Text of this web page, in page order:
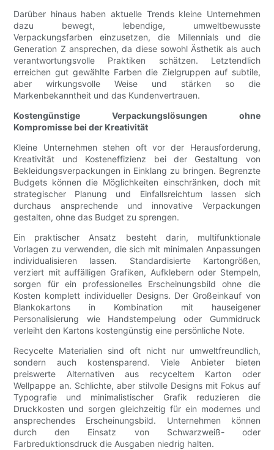
Darüber hinaus haben aktuelle Trends kleine Unternehmen
dazu bewegt, lebendige, umweltbewusste
Verpackungsfarben einzusetzen, die Millennials und die
Generation Z ansprechen, da diese sowohl Ästhetik als auch
verantwortungsvolle Praktiken schätzen. Letztendlich
erreichen gut gewählte Farben die Zielgruppen auf subtile,
aber wirkungsvolle Weise und stärken so die
Markenbekanntheit und das Kundenvertrauen.
Kostengünstige Verpackungslösungen ohne
Kompromisse bei der Kreativität
Kleine Unternehmen stehen oft vor der Herausforderung,
Kreativität und Kosteneffizienz bei der Gestaltung von
Bekleidungsverpackungen in Einklang zu bringen. Begrenzte
Budgets können die Möglichkeiten einschränken, doch mit
strategischer Planung und Einfallsreichtum lassen sich
durchaus ansprechende und innovative Verpackungen
gestalten, ohne das Budget zu sprengen.
Ein praktischer Ansatz besteht darin, multifunktionale
Vorlagen zu verwenden, die sich mit minimalen Anpassungen
individualisieren lassen. Standardisierte Kartongrößen,
verziert mit auffälligen Grafiken, Aufklebern oder Stempeln,
sorgen für ein professionelles Erscheinungsbild ohne die
Kosten komplett individueller Designs. Der Großeinkauf von
Blankokartons in Kombination mit hauseigener
Personalisierung wie Handstempelung oder Gummidruck
verleiht den Kartons kostengünstig eine persönliche Note.
Recycelte Materialien sind oft nicht nur umweltfreundlich,
sondern auch kostensparend. Viele Anbieter bieten
preiswerte Alternativen aus recyceltem Karton oder
Wellpappe an. Schlichte, aber stilvolle Designs mit Fokus auf
Typografie und minimalistischer Grafik reduzieren die
Druckkosten und sorgen gleichzeitig für ein modernes und
ansprechendes Erscheinungsbild. Unternehmen können
durch den Einsatz von Schwarzweiß- oder
Farbreduktionsdruck die Ausgaben niedrig halten.